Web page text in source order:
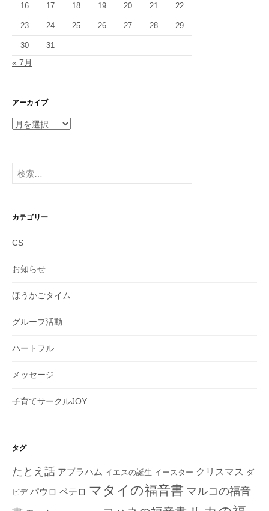
16 17 18 19 20 21 22
23 24 25 26 27 28 29
30 31
« 7月
アーカイブ
ア
イ
ブ
検
索:
カテゴリー
CS
お知らせ
ほうかごタイム
グループ活動
ハートフル
メッセージ
子育てサークルJOY
タグ
たとえ話 アブラハム イエスの誕生 イースター クリスマス ダ
ビデ パウロ ペテロ マタイの福音書 マルコの福音